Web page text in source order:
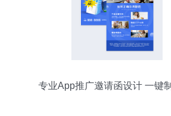
专业App推广邀请函设计 一键